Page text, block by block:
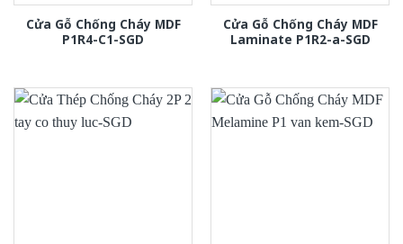
Cửa Gỗ Chống Cháy MDF
P1R4-C1-SGD
Cửa Gỗ Chống Cháy MDF
Laminate P1R2-a-SGD